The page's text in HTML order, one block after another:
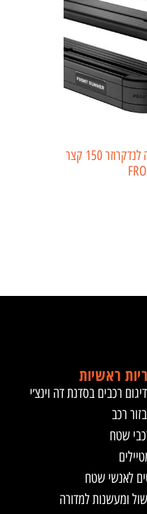
עריסה טויוטה לנדקרוזר 150 קצר
ראשיות
רכבים בסדנת דה וינצ׳י
רכב
שטח
לאנשי שטח
ומעשנות למדורה